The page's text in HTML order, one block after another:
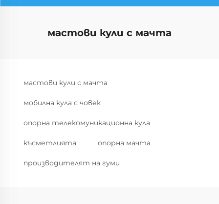
мастови кули с мачта
мастови кули с мачта
мобилна кула с човек
опорна телекомуникационна кула
късметлията опорна мачта
производителят на гуми